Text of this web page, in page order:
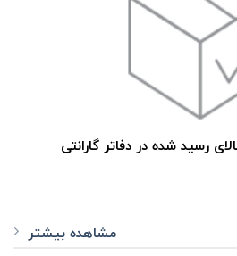
رسید شده در دفاتر گارانتی
مشاهده بیشتر